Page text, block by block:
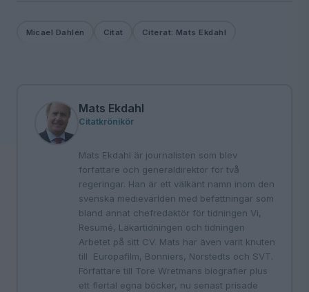
Micael Dahlén Citat Citerat: Mats Ekdahl
Mats Ekdahl
Citatkrönikör
Mats Ekdahl är journalisten som blev
författare och generaldirektör för två
regeringar. Han är ett välkänt namn inom den
svenska medievärlden med befattningar som
bland annat chefredaktör för tidningen Vi,
Resumé, Läkartidningen och tidningen
Arbetet på sitt CV. Mats har även varit knuten
till Europafilm, Bonniers, Norstedts och SVT.
Författare till Tore Wretmans biografier plus
ett flertal egna böcker, nu senast prisade